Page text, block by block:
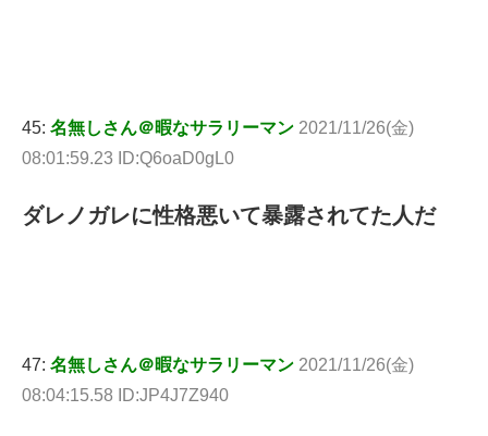
45: 名無しさん＠暇なサラリーマン 2021/11/26(金)
08:01:59.23 ID:Q6oaD0gL0
ダレノガレに性格悪いて暴露されてた人だ
47: 名無しさん＠暇なサラリーマン 2021/11/26(金)
08:04:15.58 ID:JP4J7Z940